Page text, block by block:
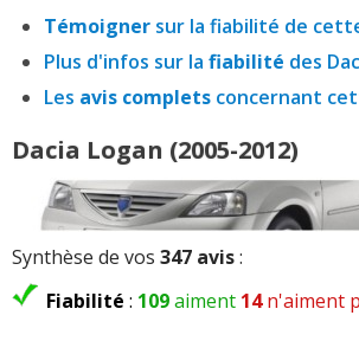
Témoigner sur la fiabilité de
Plus d'infos sur la fiabilité des
Les avis complets concernant
Dacia Logan (2005-2012)
Synthèse de vos 347 avis:
Fiabilité : 109aiment 14n'aiment